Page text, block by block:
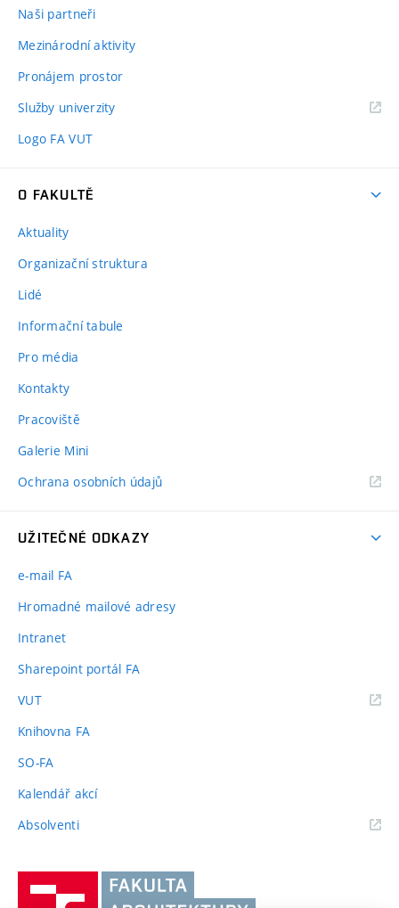
Naši partneři
Mezinárodní aktivity
Pronájem prostor
Služby univerzity
Logo FA VUT
O FAKULTĚ
Aktuality
Organizační struktura
Lidé
Informační tabule
Pro média
Kontakty
Pracoviště
Galerie Mini
Ochrana osobních údajů
UŽITEČNÉ ODKAZY
e-mail FA
Hromadné mailové adresy
Intranet
Sharepoint portál FA
VUT(externí
Knihovna FA
SO-FA
Kalendář akcí
Absolventi(externí